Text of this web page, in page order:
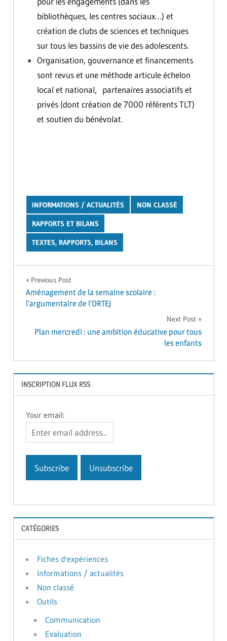
bibliothèques, les centres sociaux…) et
création de clubs de sciences et techniques
sur tous les bassins de vie des adolescents.
Organisation, gouvernance et financements
sont revus et une méthode articule échelon
local et national, partenaires associatifs et
privés (dont création de 7000 référents TLT)
et soutien du bénévolat.
INFORMATIONS / ACTUALITÉS NON CLASSÉ
RAPPORTS ET BILANS
TEXTES, RAPPORTS, BILANS
Navigation
de
Previous Post
Aménagement de la semaine scolaire :
l’argumentaire de l’ORTEJ
Next Post
Plan mercredi : une ambition éducative pour tous
les enfants
INSCRIPTION FLUX RSS
Your email:
CATÉGORIES
Fiches d'expériences
Informations / actualités
Non classé
Outils
Communication
Evaluation